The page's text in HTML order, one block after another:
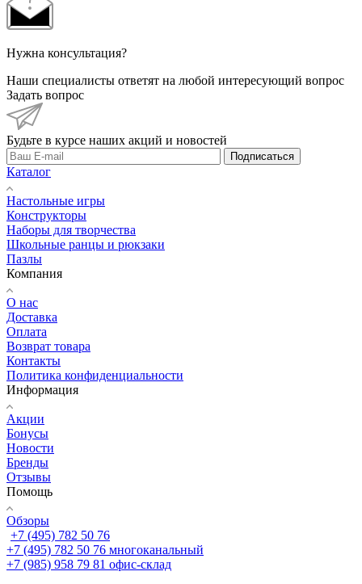
Нужна консультация?
Наши специалисты ответят на любой интересующий вопрос
Задать вопрос
Будьте в курсе наших акций и новостей
Подписаться
Каталог
Настольные игры
Конструкторы
Наборы для творчества
Школьные ранцы и рюкзаки
Пазлы
Компания
О нас
Доставка
Оплата
Возврат товара
Контакты
Политика конфиденциальности
Информация
Акции
Бонусы
Новости
Бренды
Отзывы
Помощь
Обзоры
+7 (495) 782 50 76
+7 (495) 782 50 76 многоканальный
+7 (985) 958 79 81 офис-склад